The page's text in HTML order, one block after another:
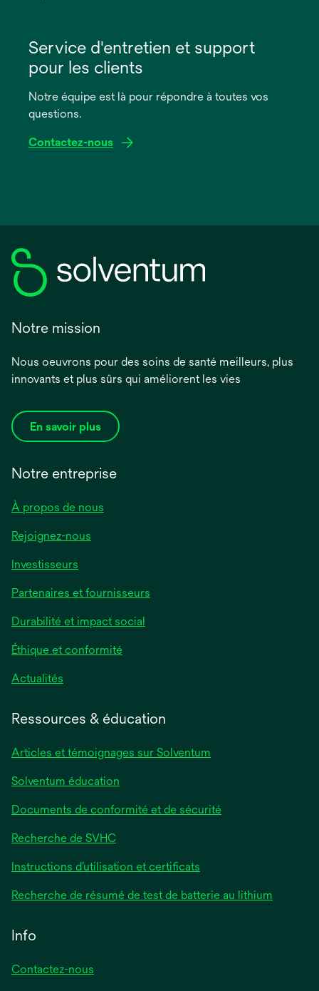
dans
nouvel
onglet
Service d'entretien et support
pour les clients
Notre équipe est là pour répondre à toutes vos
questions.
Contactez-nous
Notre mission
Nous oeuvrons pour des soins de santé meilleurs, plus
innovants et plus sûrs qui améliorent les vies
En savoir plus
Notre entreprise
À propos de nous
Rejoignez-nous
Investisseurs
Partenaires et fournisseurs
Durabilité et impact social
Éthique et conformité
Actualités
Ressources & éducation
Articles et témoignages sur Solventum
Solventum éducation
Documents de conformité et de sécurité
Recherche de SVHC
Instructions d’utilisation et certificats
Recherche de résumé de test de batterie au lithium
Info
Contactez-nous